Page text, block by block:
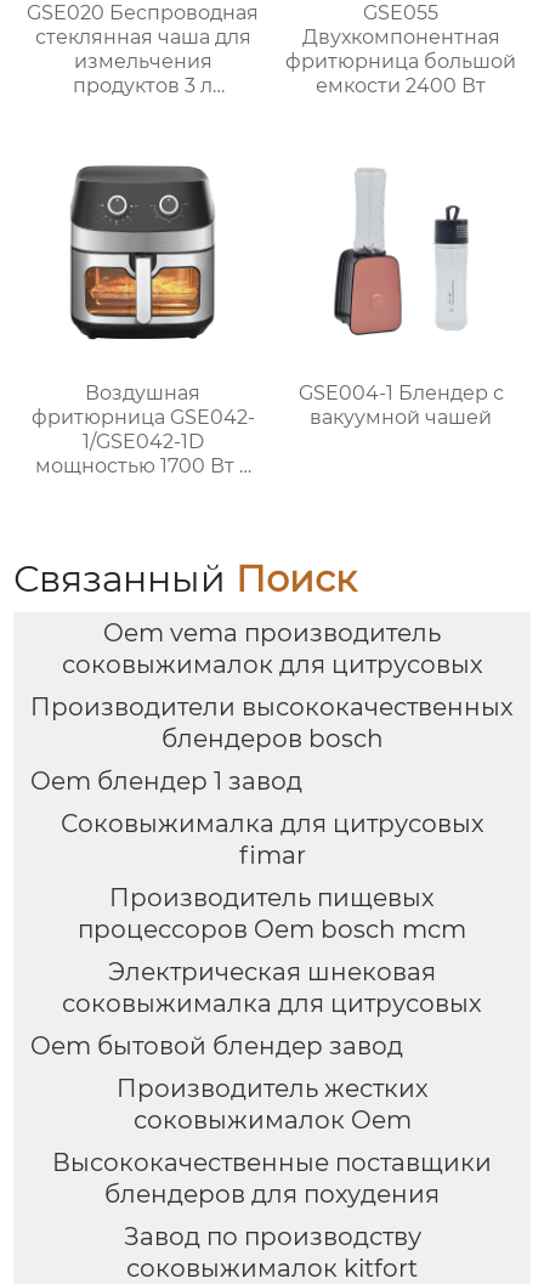
GSE020 Беспроводная
стеклянная чаша для
измельчения
продуктов 3 л
GSE055
Двухкомпонентная
фритюрница большой
емкости 2400 Вт
Воздушная
фритюрница GSE042-
1/GSE042-1D
мощностью 1700 Вт с
стали для домашнего
использования
GSE004-1 Блендер с
вакуумной чашей
Связанный Поиск
Oem vema производитель
соковыжималок для цитрусовых
Производители высококачественных
блендеров bosch
Oem блендер 1 завод
Соковыжималка для цитрусовых
fimar
Производитель пищевых
процессоров Oem bosch mcm
Электрическая шнековая
соковыжималка для цитрусовых
Oem бытовой блендер завод
Производитель жестких
соковыжималок Oem
Высококачественные поставщики
блендеров для похудения
Завод по производству
соковыжималок kitfort